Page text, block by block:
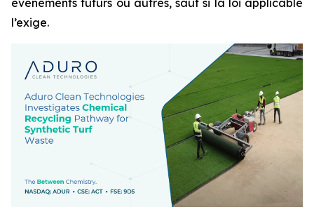
événements futurs ou autres, sauf si la loi applicable
l’exige.